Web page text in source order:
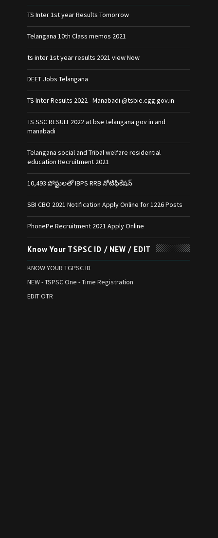
TS Inter 1st year Results Tomorrow
Telangana 10th Class memos 2021
ts inter 1st year results 2021 view Now
DEET Jobs Telangana
TS Inter Results 2022 - Manabadi @tsbie.cgg.gov.in
TS SSC RESULT 2022 at bse telangana gov in and
manabadi
Telangana social and Tribal welfare residential
education Recruitment 2021
10,493 పోస్టులతో IBPS RRB నోటిఫికేషన్‌
SBI CBO 2021 Notification Apply Online for 1226 Posts
PhonePe Recruitment 2021 Apply Online
Know Your TSPSC ID / NEW / EDIT
KNOW YOUR TGPSC ID
NEW - TSPSC One - Time Registration
EDIT OTR